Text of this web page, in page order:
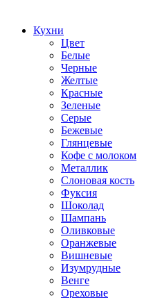
Кухни
Цвет
Белые
Черные
Желтые
Красные
Зеленые
Серые
Бежевые
Глянцевые
Кофе с молоком
Металлик
Слоновая кость
Фуксия
Шоколад
Шампань
Оливковые
Оранжевые
Вишневые
Изумрудные
Венге
Ореховые